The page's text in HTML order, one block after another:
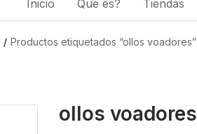
Inicio Que es? Tiendas
Productos etiquetados “ollos voadores”
ollos voadores